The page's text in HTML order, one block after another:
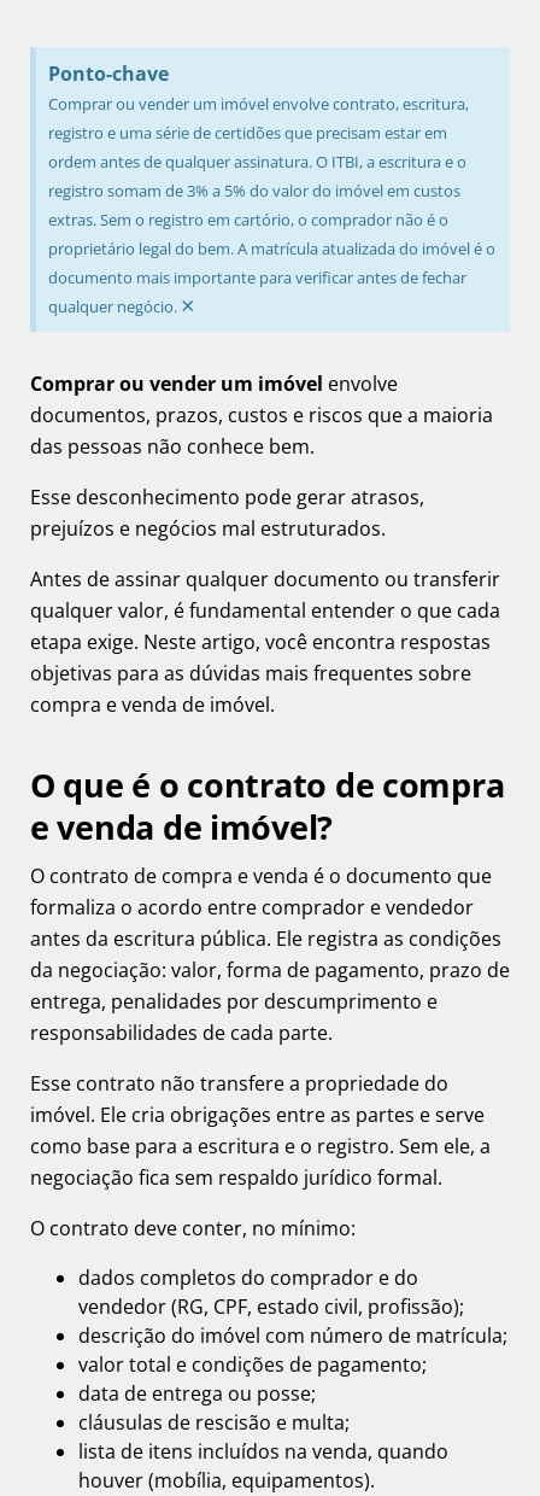
Ponto-chave
Comprar ou vender um imóvel envolve contrato, escritura,
registro e uma série de certidões que precisam estar em
ordem antes de qualquer assinatura. O ITBI, a escritura e o
registro somam de 3% a 5% do valor do imóvel em custos
extras. Sem o registro em cartório, o comprador não é o
proprietário legal do bem. A matrícula atualizada do imóvel é o
documento mais importante para verificar antes de fechar
qualquer negócio. ×
Comprar ou vender um imóvel envolve
documentos, prazos, custos e riscos que a maioria
das pessoas não conhece bem.
Esse desconhecimento pode gerar atrasos,
prejuízos e negócios mal estruturados.
Antes de assinar qualquer documento ou transferir
qualquer valor, é fundamental entender o que cada
etapa exige. Neste artigo, você encontra respostas
objetivas para as dúvidas mais frequentes sobre
compra e venda de imóvel.
O que é o contrato de compra
e venda de imóvel?
O contrato de compra e venda é o documento que
formaliza o acordo entre comprador e vendedor
antes da escritura pública. Ele registra as condições
da negociação: valor, forma de pagamento, prazo de
entrega, penalidades por descumprimento e
responsabilidades de cada parte.
Esse contrato não transfere a propriedade do
imóvel. Ele cria obrigações entre as partes e serve
como base para a escritura e o registro. Sem ele, a
negociação fica sem respaldo jurídico formal.
O contrato deve conter, no mínimo:
dados completos do comprador e do
vendedor (RG, CPF, estado civil, profissão);
descrição do imóvel com número de matrícula;
valor total e condições de pagamento;
data de entrega ou posse;
cláusulas de rescisão e multa;
lista de itens incluídos na venda, quando
houver (mobília, equipamentos).